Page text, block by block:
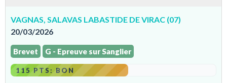
VAGNAS, SALAVAS LABASTIDE DE VIRAC (07)
20/03/2026
Brevet G - Epreuve sur Sanglier
115 PTS: BON